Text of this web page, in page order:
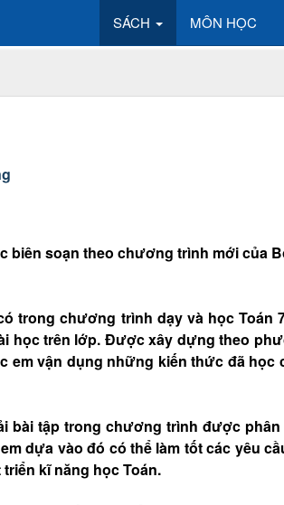
SÁCH MÔN HỌC
biên soạn theo chương trình mới của
trong chương trình dạy và học Toán
học trên lớp. Được xây dựng theo
em vận dụng những kiến thức đã học
bài tập trong chương trình được phân
dựa vào đó có thể làm tốt các yêu
kĩ năng học Toán.